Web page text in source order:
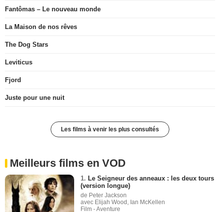
Fantômas – Le nouveau monde
La Maison de nos rêves
The Dog Stars
Leviticus
Fjord
Juste pour une nuit
Les films à venir les plus consultés
Meilleurs films en VOD
1. Le Seigneur des anneaux : les deux tours
(version longue)
de Peter Jackson
avec Elijah Wood, Ian McKellen
Film - Aventure